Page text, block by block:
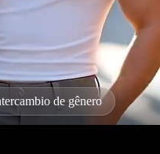
de sorriso AI